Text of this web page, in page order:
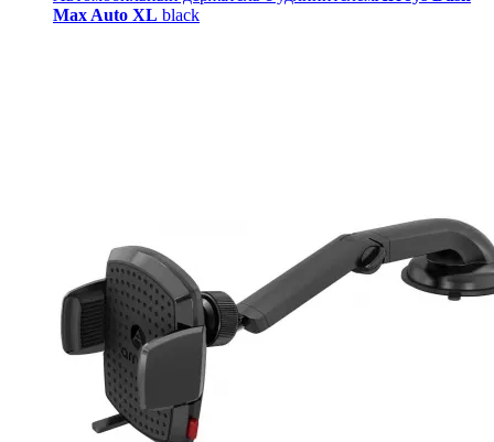
Max Auto XL black